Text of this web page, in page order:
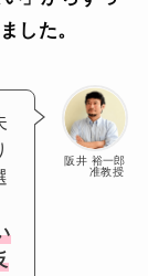
した。
阪井 裕一郎
准教授